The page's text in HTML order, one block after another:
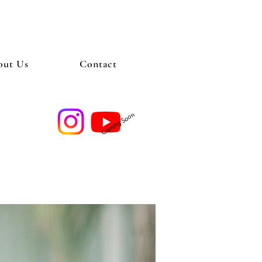
Us Contact
​Coming Soon